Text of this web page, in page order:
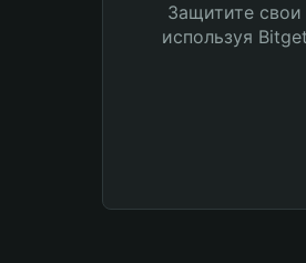
Защитите свои
используя